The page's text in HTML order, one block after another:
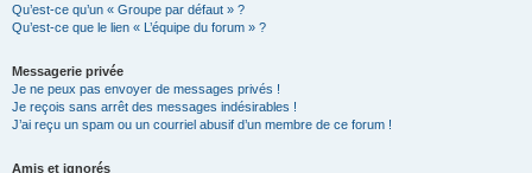
Qu’est-ce qu’un « Groupe par défaut » ?
Qu’est-ce que le lien « L’équipe du forum » ?
Messagerie privée
Je ne peux pas envoyer de messages privés !
Je reçois sans arrêt des messages indésirables !
J’ai reçu un spam ou un courriel abusif d’un membre de ce forum !
Amis et ignorés